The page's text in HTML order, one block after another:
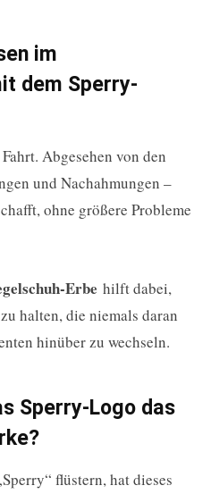
im
dem Sperry-
Abgesehen von den
und Nachahmungen –
ohne größere Probleme
Erbe hilft dabei,
halten, die niemals daran
hinüber zu wechseln.
Sperry-Logo das
flüstern, hat dieses